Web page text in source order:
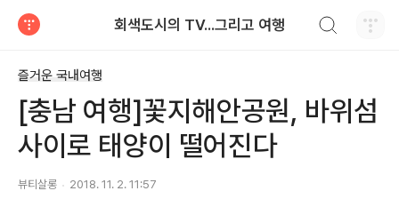
회색도시의 TV...그리고 여행
즐거운 국내여행
[충남 여행]꽃지해안공원, 바위섬
사이로 태양이 떨어진다
뷰티살롱 2018. 11. 2. 11:57